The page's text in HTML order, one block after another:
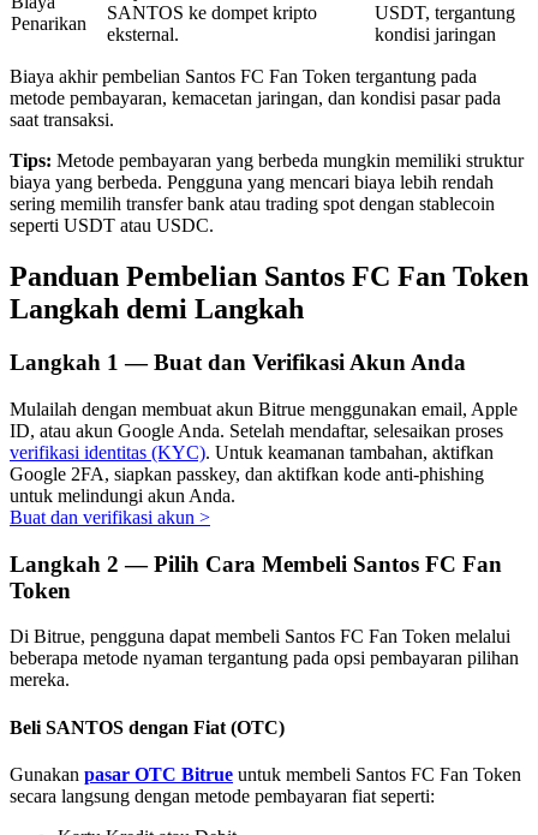
Investasi Otomatis
Raih keuntungan jangka panjang dan kepentingan fleksibel
Pelajari tentang mendapatkan penghasilan pasif
Bitrue
AI
Mitra Bitrue
Penarikan
SANTOS ke dompet kripto
eksternal.
USDT, tergantung
kondisi jaringan
Biaya akhir pembelian Santos FC Fan Token tergantung pada
metode pembayaran, kemacetan jaringan, dan kondisi pasar pada
saat transaksi.
Tips: Metode pembayaran yang berbeda mungkin memiliki struktur
biaya yang berbeda. Pengguna yang mencari biaya lebih rendah
sering memilih transfer bank atau trading spot dengan stablecoin
seperti USDT atau USDC.
Panduan Pembelian Santos FC Fan Token
Langkah demi Langkah
Langkah 1 —Buat dan Verifikasi Akun Anda
Mulailah dengan membuat akun Bitrue menggunakan email, Apple
ID, atau akun Google Anda. Setelah mendaftar, selesaikan proses
verifikasi identitas (KYC). Untuk keamanan tambahan, aktifkan
Google 2FA, siapkan passkey, dan aktifkan kode anti-phishing
untuk melindungi akun Anda.
Buat dan verifikasi akun >
Langkah 2 — Pilih Cara Membeli Santos FC Fan
Token
Di Bitrue, pengguna dapat membeli Santos FC Fan Token melalui
beberapa metode nyaman tergantung pada opsi pembayaran pilihan
mereka.
Beli SANTOS dengan Fiat (OTC)
Gunakan pasar OTC Bitrue untuk membeli Santos FC Fan Token
secara langsung dengan metode pembayaran fiat seperti: